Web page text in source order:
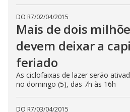
DO R7/02/04/2015
Mais de dois
devem deixar a
feriado
As ciclofaixas de lazer serão
no domingo (5), das 7h às 16h
DO R7/03/04/2015